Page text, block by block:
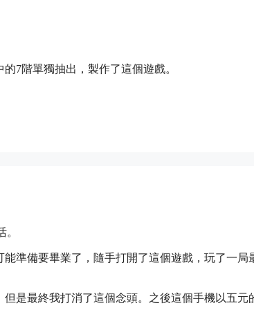
7階單獨抽出，製作了這個遊戲。
準備要畢業了，隨手打開了這個遊戲，玩了一局
是最終我打消了這個念頭。之後這個手機以五元